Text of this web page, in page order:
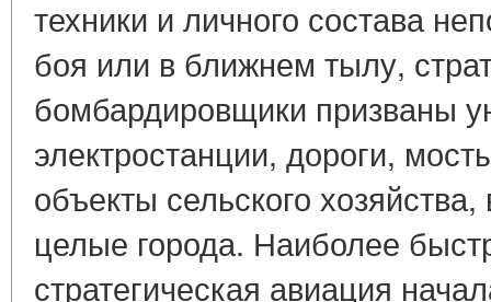
техники и личного состава
боя или в ближнем тылу,
бомбардировщики призваны
электростанции, дороги,
объекты сельского
целые города. Наиболее
стратегическая авиация